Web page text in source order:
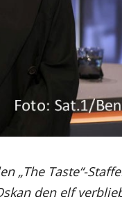
„The Taste“-
den elf